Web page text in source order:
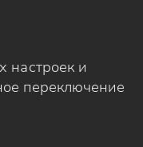
настроек и
переключение